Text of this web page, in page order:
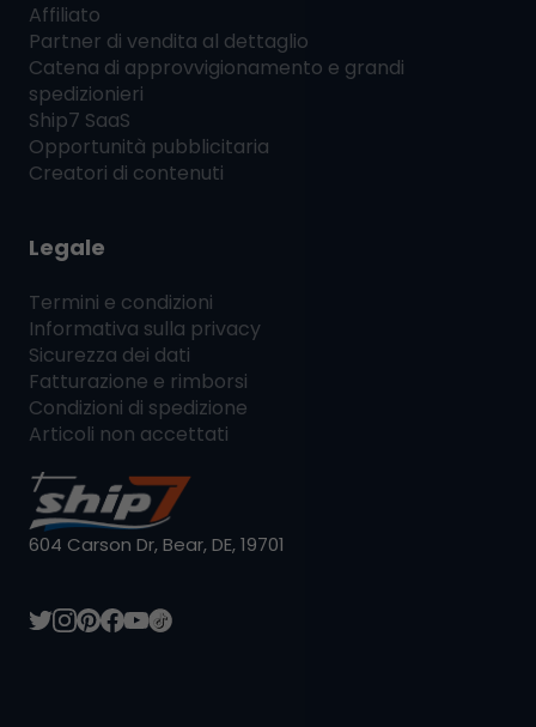
Affiliato
Partner di vendita al dettaglio
Catena di approvvigionamento e grandi
spedizionieri
Ship7 SaaS
Opportunità pubblicitaria
Creatori di contenuti
Legale
Termini e condizioni
Informativa sulla privacy
Sicurezza dei dati
Fatturazione e rimborsi
Condizioni di spedizione
Articoli non accettati
604 Carson Dr, Bear, DE, 19701